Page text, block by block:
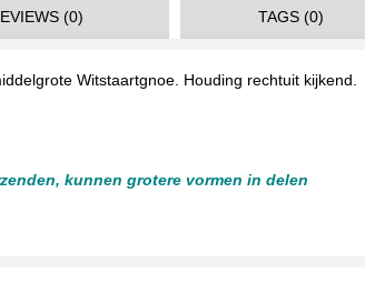
(0) TAGS (0)
Witstaartgnoe. Houding rechtuit kijkend.
kunnen grotere vormen in delen